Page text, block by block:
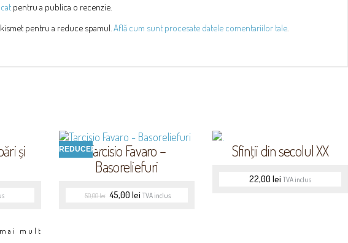
pentru a publica o recenzie.
pentru a reduce spamul.Află cum sunt procesate datele comentariilor tale.
și
mult
REDUCERI!Tarcisio Favaro –
Basoreliefuri
50,00lei 45,00 lei TVA inclus
Sfinţii din secolul XX
22,00 lei TVA inclus